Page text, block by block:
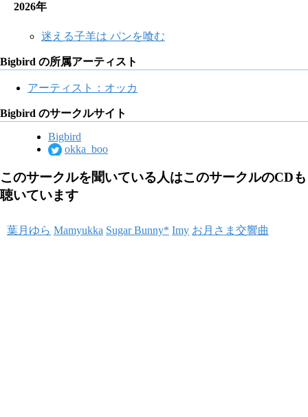
2026年
迷える子羊は パンを喰む
Bigbird の所属アーティスト
アーティスト：オッカ
Bigbird のサークルサイト
Bigbird
okka_boo
このサークルを聞いている人はこのサークルのCDも
聴いています
葉月ゆら Mamyukka Sugar Bunny* Imy お月さま交響曲